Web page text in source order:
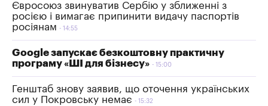
Євросоюз звинуватив Сербію у зближенні з
росією і вимагає припинити видачу паспортів
росіянам
14:55
Google запускає безкоштовну практичну
програму «ШІ для бізнесу»
15:00
Генштаб знову заявив, що оточення українських
сил у Покровську немає
15:32